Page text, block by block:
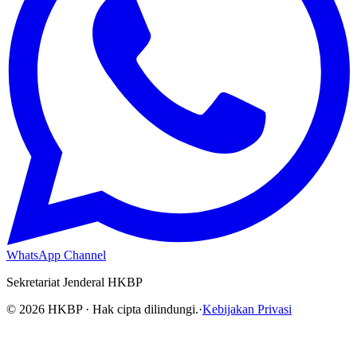
WhatsApp Channel
Sekretariat Jenderal HKBP
© 2026 HKBP · Hak cipta dilindungi.·Kebijakan Privasi